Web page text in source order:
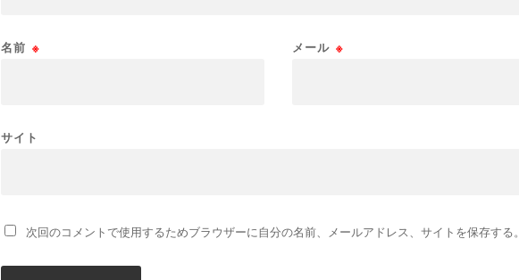
名前 ※ メール ※
サイト
次回のコメントで使用するためブラウザーに自分の名前、メールアドレス、サイトを保存する。